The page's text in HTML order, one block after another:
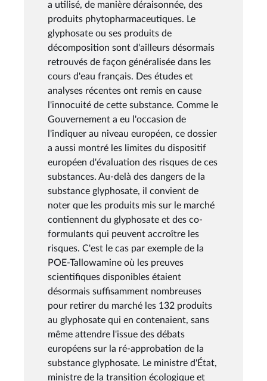
a utilisé, de manière déraisonnée, des
produits phytopharmaceutiques. Le
glyphosate ou ses produits de
décomposition sont d'ailleurs désormais
retrouvés de façon généralisée dans les
cours d'eau français. Des études et
analyses récentes ont remis en cause
l'innocuité de cette substance. Comme le
Gouvernement a eu l'occasion de
l'indiquer au niveau européen, ce dossier
a aussi montré les limites du dispositif
européen d'évaluation des risques de ces
substances. Au-delà des dangers de la
substance glyphosate, il convient de
noter que les produits mis sur le marché
contiennent du glyphosate et des co-
formulants qui peuvent accroître les
risques. C'est le cas par exemple de la
POE-Tallowamine où les preuves
scientifiques disponibles étaient
désormais suffisamment nombreuses
pour retirer du marché les 132 produits
au glyphosate qui en contenaient, sans
même attendre l'issue des débats
européens sur la ré-approbation de la
substance glyphosate. Le ministre d'État,
ministre de la transition écologique et